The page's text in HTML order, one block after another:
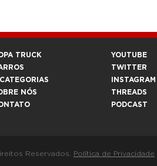
TRUCK
NÓS
YOUTUBE
TWITTER
INSTAGRAM
THREADS
PODCAST
Reservados. Política de Privacidade